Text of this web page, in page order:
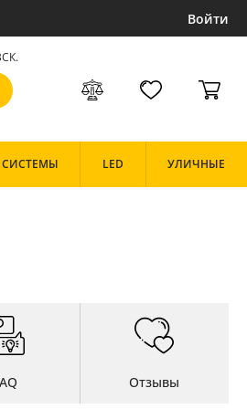
Войти
.
СИСТЕМЫ LED УЛИЧНЫЕ
Отзывы